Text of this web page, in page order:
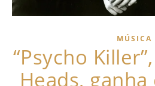
MÚSICA
“Psycho
Heads,